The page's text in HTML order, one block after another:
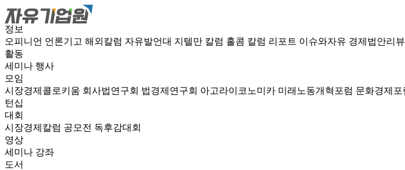
정보
오피니언 언론기고 해외칼럼 자유발언대 지텔만 칼럼 홀콤 칼럼 리포트 이슈와자유 경제법안리뷰
활동
세미나 행사
모임
시장경제콜로키움 회사법연구회 법경제연구회 아고라이코노미카 미래노동개혁포럼 문화경제포
턴십
대회
시장경제칼럼 공모전 독후감대회
영상
세미나 강좌
도서